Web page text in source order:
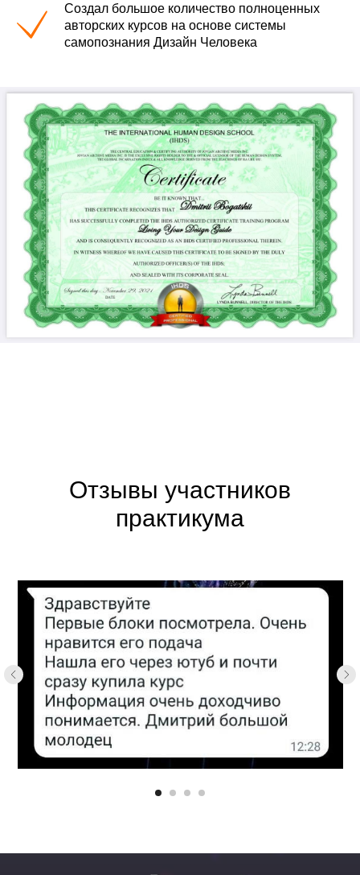
Создал большое количество полноценных
авторских курсов на основе системы
самопознания Дизайн Человека
Отзывы участников
практикума